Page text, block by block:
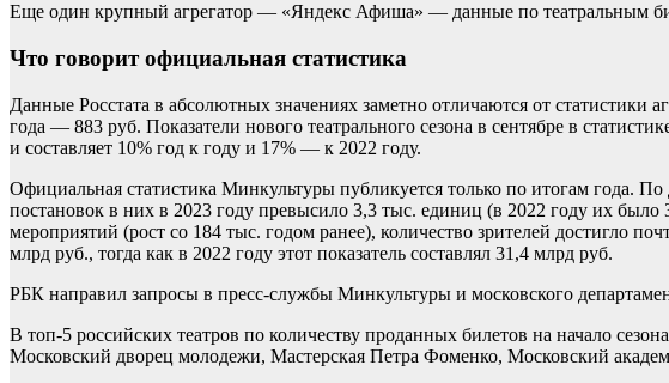
Еще один крупный агрегатор — «Яндекс Афиша» — данные по театральным
Что говорит официальная статистика
Данные Росстата в абсолютных значениях заметно отличаются от статистики
года — 883 руб. Показатели нового театрального сезона в сентябре в
и составляет 10% год к году и 17% — к 2022 году.
Официальная статистика Минкультуры публикуется только по итогам года.
постановок в них в 2023 году превысило 3,3 тыс. единиц (в 2022 году их
мероприятий (рост со 184 тыс. годом ранее), количество зрителей достигло
млрд руб., тогда как в 2022 году этот показатель составлял 31,4 млрд руб.
РБК направил запросы в пресс-службы Минкультуры и московского
В топ-5 российских театров по количеству проданных билетов на начало
Московский дворец молодежи, Мастерская Петра Фоменко, Московский